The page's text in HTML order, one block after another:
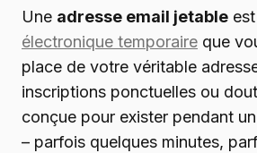
Une adresse email jetable
électronique temporaire que
place de votre véritable
inscriptions ponctuelles ou
conçue pour exister pendant
– parfois quelques minutes,